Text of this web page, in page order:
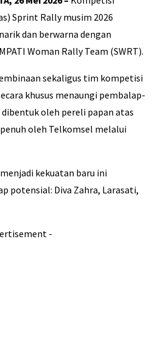
Sprint Rally musim 2026
dan berwarna dengan
Woman Rally Team (SWRT).
sekaligus tim kompetisi
khusus menaungi pembalap-
oleh pereli papan atas
oleh Telkomsel melalui
kekuatan baru ini
potensial: Diva Zahra, Larasati,
-